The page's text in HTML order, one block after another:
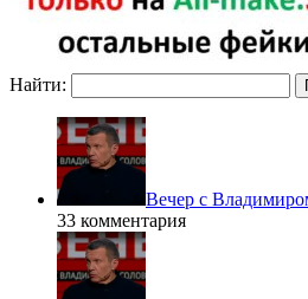
Найти:
Вечер с
33 комментария